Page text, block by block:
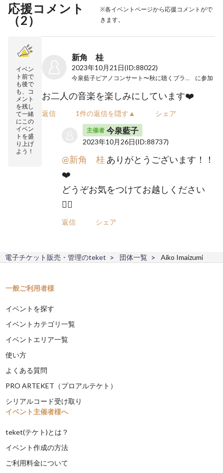
応援コメント
（2）
※各イベントページから応援コメントがで
きます。
イベン
ト前で
も後で
も、コ
メント
を残し
て一緒
にこの
イベン
トを盛
り上げ
よう！
新角 桂
2023年10月21日(ID:88022)
に参加
お二人の音楽を楽しみにしています❤️
返信 1件の返信を隠す▲ シェア
主催者 今泉藍子
2023年10月26日(ID:88737)
@新角 桂 ありがとうございます！！
❤️
どうぞお気をつけてお越しください
🙇‍♀️
返信 シェア
電子チケット販売・管理のteket 団体一覧 Aiko Imaizumi
一般ご利用者様
イベントを探す
イベントカテゴリ一覧
イベントエリア一覧
使い方
よくある質問
PRO ARTEKET（プロアルテケト）
シリアルコード受け取り
イベント主催者様へ
teket(テケト)とは？
イベント作成の方法
ご利用料金について